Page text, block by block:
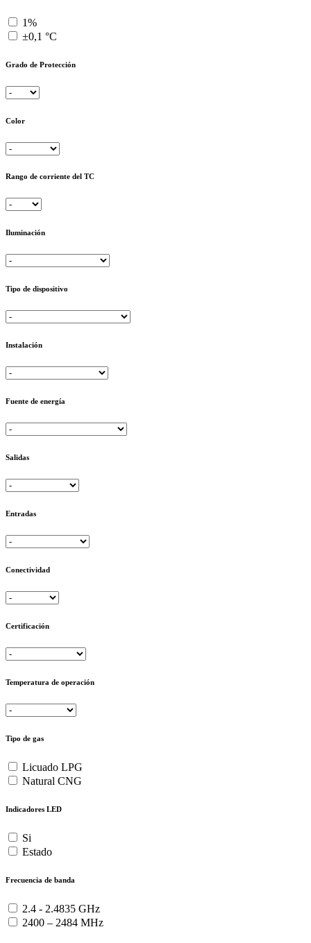
1%
±0,1 °C
Grado de Protección
Color
Rango de corriente del TC
Iluminación
Tipo de dispositivo
Instalación
Fuente de energía
Salidas
Entradas
Conectividad
Certificación
Temperatura de operación
Tipo de gas
Licuado LPG
Natural CNG
Indicadores LED
Si
Estado
Frecuencia de banda
2.4 - 2.4835 GHz
2400 – 2484 MHz